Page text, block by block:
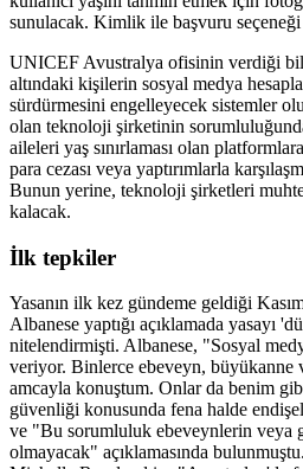
sunulacak. Kimlik ile başvuru
UNICEF Avustralya ofisinin verdiği
altındaki kişilerin sosyal medya
sürdürmesini engelleyecek sistemler
olan teknoloji şirketinin
aileleri yaş sınırlaması olan
para cezası veya yaptırımlarla
Bunun yerine, teknoloji şirketleri
kalacak.
İlk tepkiler
Yasanın ilk kez gündeme geldiği
Albanese yaptığı açıklamada yasayı
nitelendirmişti. Albanese, "Sosyal
veriyor. Binlerce ebeveyn, büyükanne
amcayla konuştum. Onlar da benim
güvenliği konusunda fena halde
ve "Bu sorumluluk ebeveynlerin veya
olmayacak" açıklamasında